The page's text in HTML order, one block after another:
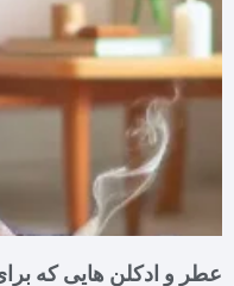
عطر و ادکلن هایی که